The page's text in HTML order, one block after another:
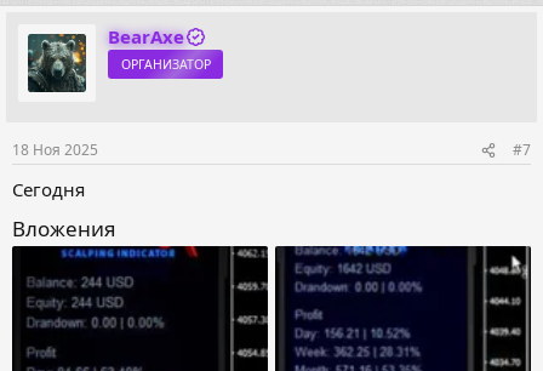
а
ц
и
и
BearAxe
ОРГАНИЗАТОР
18 Ноя 2025 #7
Сегодня
Вложения